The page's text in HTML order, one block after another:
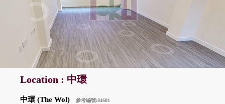
Location : 中環
中環 (The Wol) 參考編號:84601